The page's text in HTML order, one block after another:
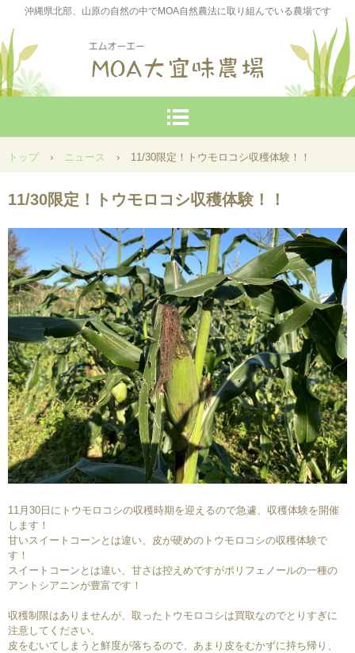
沖縄県北部、山原の自然の中でMOA自然農法に取り組んでいる農場です
トップ › ニュース › 11/30限定！トウモロコシ収穫体験！！
11/30限定！トウモロコシ収穫体験！！
11月30日にトウモロコシの収穫時期を迎えるので急遽、収穫体験を開催
します！
甘いスイートコーンとは違い、皮が硬めのトウモロコシの収穫体験で
す！
スイートコーンとは違い、甘さは控えめですがポリフェノールの一種の
アントシアニンが豊富です！
収穫制限はありませんが、取ったトウモロコシは買取なのでとりすぎに
注意してください。
皮をむいてしまうと鮮度が落ちるので、あまり皮をむかずに持ち帰り、